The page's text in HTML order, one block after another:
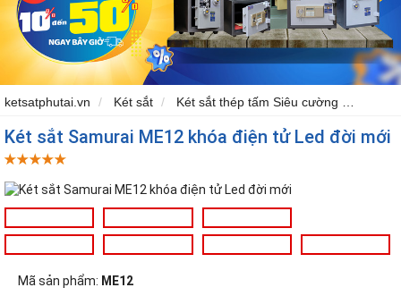
ketsatphutai.vn Két sắt Két sắt thép tấm Siêu cường
Két sắt Samurai ME12 khóa điện tử Led đời mới
Mã sản phẩm: ME12